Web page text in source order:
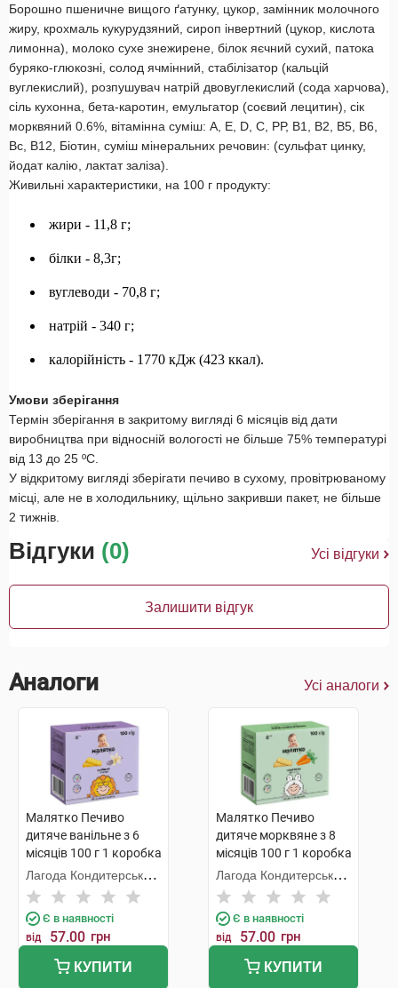
Борошно пшеничне вищого ґатунку, цукор, замінник молочного
жиру, крохмаль кукурудзяний, сироп інвертний (цукор, кислота
лимонна), молоко сухе знежирене, білок яєчний сухий, патока
буряко-глюкозні, солод ячмінний, стабілізатор (кальцій
вуглекислий), розпушувач натрій двовуглекислий (сода харчова),
сіль кухонна, бета-каротин, емульгатор (соєвий лецитин), сік
морквяний 0.6%, вітамінна суміш: А, Е, D, С, РР, В1, В2, В5, В6,
Вс, В12, Біотин, суміш мінеральних речовин: (сульфат цинку,
йодат калію, лактат заліза).
Живильні характеристики, на 100 г продукту:
жири - 11,8 г;
білки - 8,3г;
вуглеводи - 70,8 г;
натрій - 340 г;
калорійність - 1770 кДж (423 ккал).
Умови зберігання
Термін зберігання в закритому вигляді 6 місяців від дати
виробництва при відносній вологості не більше 75% температурі
від 13 до 25 ºC.
У відкритому вигляді зберігати печиво в сухому, провітрюваному
місці, але не в холодильнику, щільно закривши пакет, не більше
2 тижнів.
Відгуки (0) Усі відгуки
Залишити відгук
Аналоги Усі аналоги
Малятко Печиво
дитяче ванільне з 6
місяців 100 г 1 коробка
Лагода Кондитерська
Фабрика
Є в наявності
від 57.00 грн
КУПИТИ
Малятко Печиво
дитяче морквяне з 8
місяців 100 г 1 коробка
Лагода Кондитерська
Фабрика
Є в наявності
від 57.00 грн
КУПИТИ